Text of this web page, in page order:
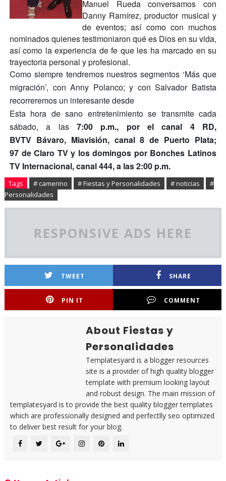
Manuel Rueda conversamos con
Danny Ramírez, productor musical y
de eventos; así como con muchos
nominados quienes testimoniaron qué es Dios en su vida,
así como la experiencia de fe que les ha marcado en su
trayectoria personal y profesional.
Como siempre tendremos nuestros segmentos ‘Más que
migración’, con Anny Polanco; y con Salvador Batista
recorreremos un interesante desde
Esta hora de sano entretenimiento se transmite cada
sábado, a las7:00 p.m., por el canal 4 RD,
BVTV Bávaro, Miavisión, canal 8 de Puerto Plata;
97 de Claro TV y los domingos por Bonches Latinos
TV Internacional, canal 444, a las 2:00 p.m.
Tags # camerino # Fiestas y Personalidades # noticias
#
Personalidades
RESPONSIVE ADS HERE
TWEET SHARE
PIN IT COMMENT
About Fiestas y
Personalidades
Templatesyard is a blogger resources
site is a provider of high quality blogger
template with premium looking layout
and robust design. The main mission of
templatesyard is to provide the best quality blogger templates
which are professionally designed and perfectlly seo optimized
to deliver best result for your blog.